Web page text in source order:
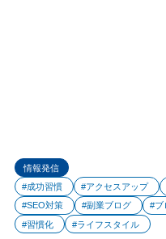
情報発信
#成功習慣
#アクセスアップ
#SEO対策
#副業ブログ #ブ
#習慣化
#ライフスタイル